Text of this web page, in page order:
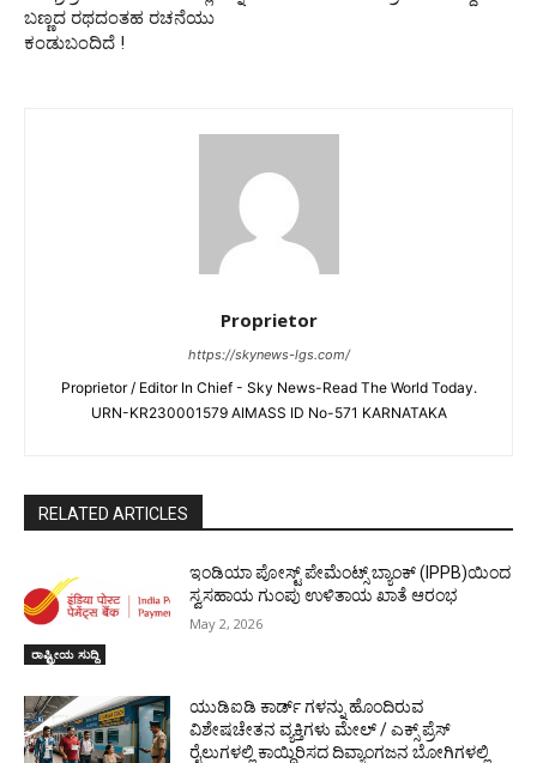
ಬಣ್ಣದ ರಥದಂತಹ ರಚನೆಯು
ಕಂಡುಬಂದಿದೆ !
Proprietor
https://skynews-lgs.com/
Proprietor / Editor In Chief - Sky News-Read The World Today.
URN-KR230001579 AIMASS ID No-571 KARNATAKA
RELATED ARTICLES
ರಾಷ್ಟ್ರೀಯ ಸುದ್ದಿ
ಇಂಡಿಯಾ ಪೋಸ್ಟ್ ಪೇಮೆಂಟ್ಸ್ ಬ್ಯಾಂಕ್ (IPPB)ಯಿಂದ
ಸ್ವಸಹಾಯ ಗುಂಪು ಉಳಿತಾಯ ಖಾತೆ ಆರಂಭ
May 2, 2026
ಯುಡಿಐಡಿ ಕಾರ್ಡ್ ಗಳನ್ನು ಹೊಂದಿರುವ
ವಿಶೇಷಚೇತನ ವ್ಯಕ್ತಿಗಳು ಮೇಲ್ / ಎಕ್ಸ್ ಪ್ರೆಸ್
ರೈಲುಗಳಲ್ಲಿ ಕಾಯ್ದಿರಿಸದ ದಿವ್ಯಾಂಗಜನ ಬೋಗಿಗಳಲ್ಲಿ